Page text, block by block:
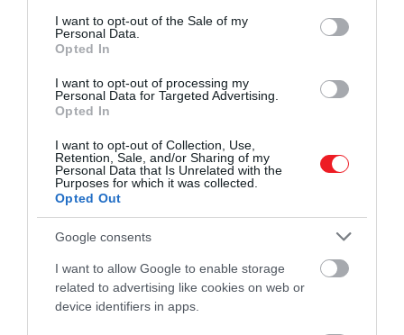
consent section.
I want to opt-out of the Sale of my
Personal Data.
Opted In
I want to opt-out of processing my
Personal Data for Targeted Advertising.
Opted In
I want to opt-out of Collection, Use,
Retention, Sale, and/or Sharing of my
Personal Data that Is Unrelated with the
Purposes for which it was collected.
Opted Out
Google consents
I want to allow Google to enable storage
related to advertising like cookies on web or
device identifiers in apps.
Illusztráció
fongbeerredhot/Shutterstock.com
Estére különösen jó megoldás lehet egy langyos
zuhany. ABrit Vöröskereszt
tanácsai szerint lefekvés előtt egy langyos vagy
hűvös zuhany segíthet abban, hogy a test
lassabban és kíméletesebben hűljön le, ami
megkönnyítheti az elalvást is.